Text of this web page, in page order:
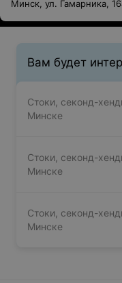
Минск, ул. Гамарника,
Вам будет
Стоки, секонд-
Минске
Стоки, секонд-
Минске
Стоки, секонд-
Минске